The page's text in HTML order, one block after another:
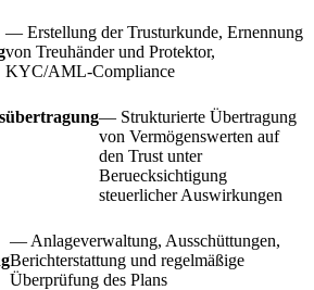
— Erstellung der Trusturkunde, Ernennung
von Treuhänder und Protektor,
KYC/AML-Compliance
— Strukturierte Übertragung
von Vermögenswerten auf
den Trust unter
Beruecksichtigung
steuerlicher Auswirkungen
— Anlageverwaltung, Ausschüttungen,
Berichterstattung und regelmäßige
Überprüfung des Plans